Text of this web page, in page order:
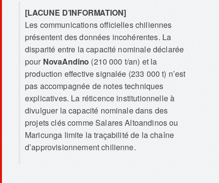
[LACUNE D’INFORMATION]
Les communications officielles chiliennes
présentent des données incohérentes. La
disparité entre la capacité nominale déclarée
pour NovaAndino (210 000 t/an) et la
production effective signalée (233 000 t) n’est
pas accompagnée de notes techniques
explicatives. La réticence institutionnelle à
divulguer la capacité nominale dans des
projets clés comme Salares Altoandinos ou
Maricunga limite la traçabilité de la chaîne
d’approvisionnement chilienne.